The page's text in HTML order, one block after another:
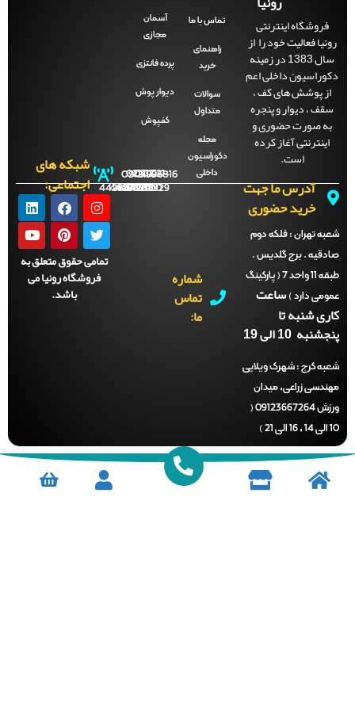
فروشگاه اینترنتی
فعالیت خود را از
سال 1383 در زمینه
داخلی اعم
پوشش های کف ،
، دیوار و پنجره
صورت حضوری و
اینترنتی آغاز کرده
تماس با ما
راهنمای
سوالات
متداول
دکوراسیون
آسمان
پرده فانتزی
دیوار پوش
کفپوش
آدرس ما جهت
خرید حضوری
تهران :فلکه دوم
. برج گلدیس .
طبقه 11 واحد 7 ( پارکینگ
دارد )ساعت
شنبه تا
10 الی 19
کرج :شهرک ویلایی
زراعی، میدان
ورزش 09123667264 (
شماره
تماس
09121996816
021-
44288929
021-
44288700
021-
44288701
021-
44288702
شبکه های
اجتماعی:
تمامی حقوق متعلق به
فروشگاه رونیا می
باشد.